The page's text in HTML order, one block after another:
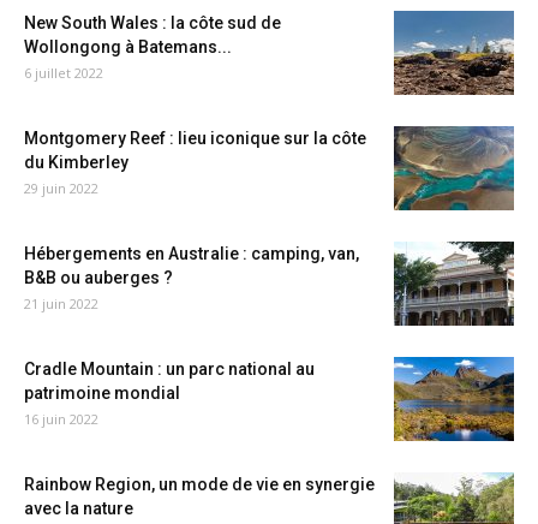
New South Wales : la côte sud de
Wollongong à Batemans...
6 juillet 2022
Montgomery Reef : lieu iconique sur la côte
du Kimberley
29 juin 2022
Hébergements en Australie : camping, van,
B&B ou auberges ?
21 juin 2022
Cradle Mountain : un parc national au
patrimoine mondial
16 juin 2022
Rainbow Region, un mode de vie en synergie
avec la nature